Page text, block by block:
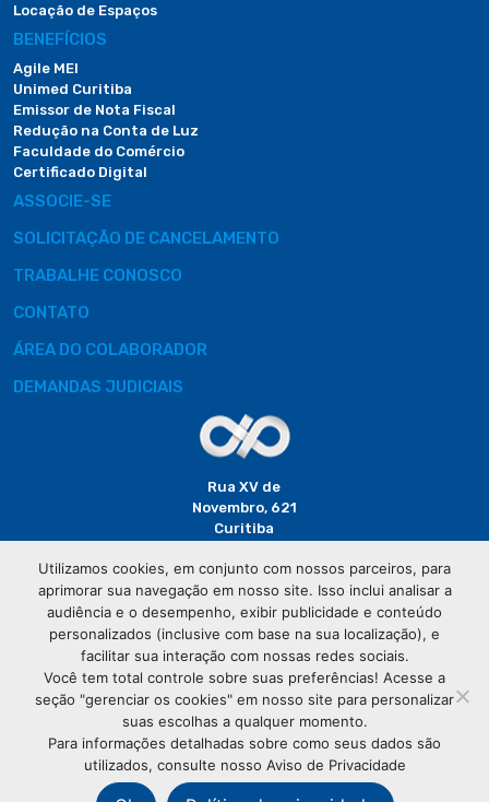
Locação de Espaços
BENEFÍCIOS
Agile MEI
Unimed Curitiba
Emissor de Nota Fiscal
Redução na Conta de Luz
Faculdade do Comércio
Certificado Digital
ASSOCIE-SE
SOLICITAÇÃO DE CANCELAMENTO
TRABALHE CONOSCO
CONTATO
ÁREA DO COLABORADOR
DEMANDAS JUDICIAIS
Rua XV de
Novembro, 621
Curitiba
(41) 3320-
2929
© CopyrightAssociação Comercial do Paraná - Todos os
direitos reservados
Utilizamos cookies, em conjunto com nossos parceiros, para
aprimorar sua navegação em nosso site. Isso inclui analisar a
audiência e o desempenho, exibir publicidade e conteúdo
personalizados (inclusive com base na sua localização), e
facilitar sua interação com nossas redes sociais.
Você tem total controle sobre suas preferências! Acesse a
seção "gerenciar os cookies" em nosso site para personalizar
suas escolhas a qualquer momento.
Para informações detalhadas sobre como seus dados são
utilizados, consulte nosso Aviso de Privacidade